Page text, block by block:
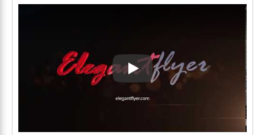
Play: Keynote (Google I/O